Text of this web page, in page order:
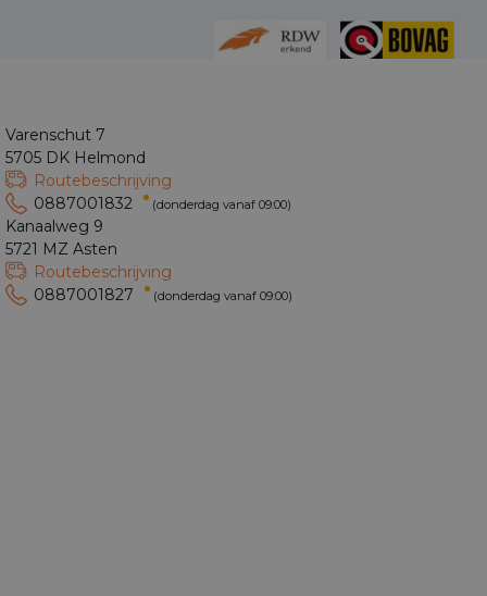
Varenschut 7
5705 DK Helmond
Routebeschrijving
0887001832
(donderdag vanaf 09:00)
Kanaalweg 9
5721 MZ Asten
Routebeschrijving
0887001827
(donderdag vanaf 09:00)